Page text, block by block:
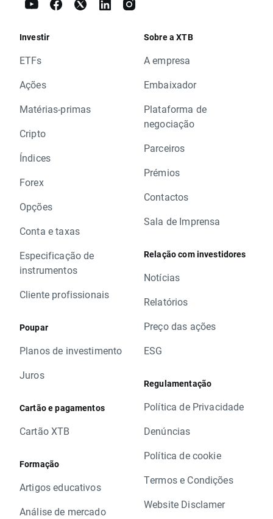
Investir
ETFs
Ações
Matérias-primas
Cripto
Índices
Forex
Opções
Conta e taxas
Especificação de
instrumentos
Cliente profissionais
Poupar
Planos de investimento
Juros
Cartão e pagamentos
Cartão XTB
Formação
Artigos educativos
Análise de mercado
Sobre a XTB
A empresa
Embaixador
Plataforma de
negociação
Parceiros
Prémios
Contactos
Sala de Imprensa
Relação com investidores
Notícias
Relatórios
Preço das ações
ESG
Regulamentação
Política de Privacidade
Denúncias
Política de cookie
Termos e Condições
Website Disclamer